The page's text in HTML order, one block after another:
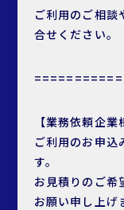
ご利用のご相談
合せください。
【業務依頼企業
ご利用のお申込
す。
お見積りのご希
お願い申し上げ